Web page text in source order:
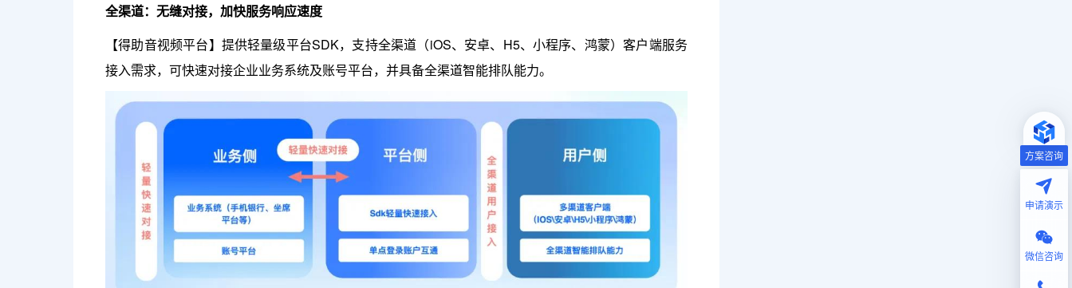
全渠道：无缝对接，加快服务响应速度
【得助音视频平台】提供轻量级平台SDK，支持全渠道（iOS、安卓、H5、小程序、鸿蒙）客户端服务
接入需求，可快速对接企业业务系统及账号平台，并具备全渠道智能排队能力。
方案咨询
申请演示
微信咨询